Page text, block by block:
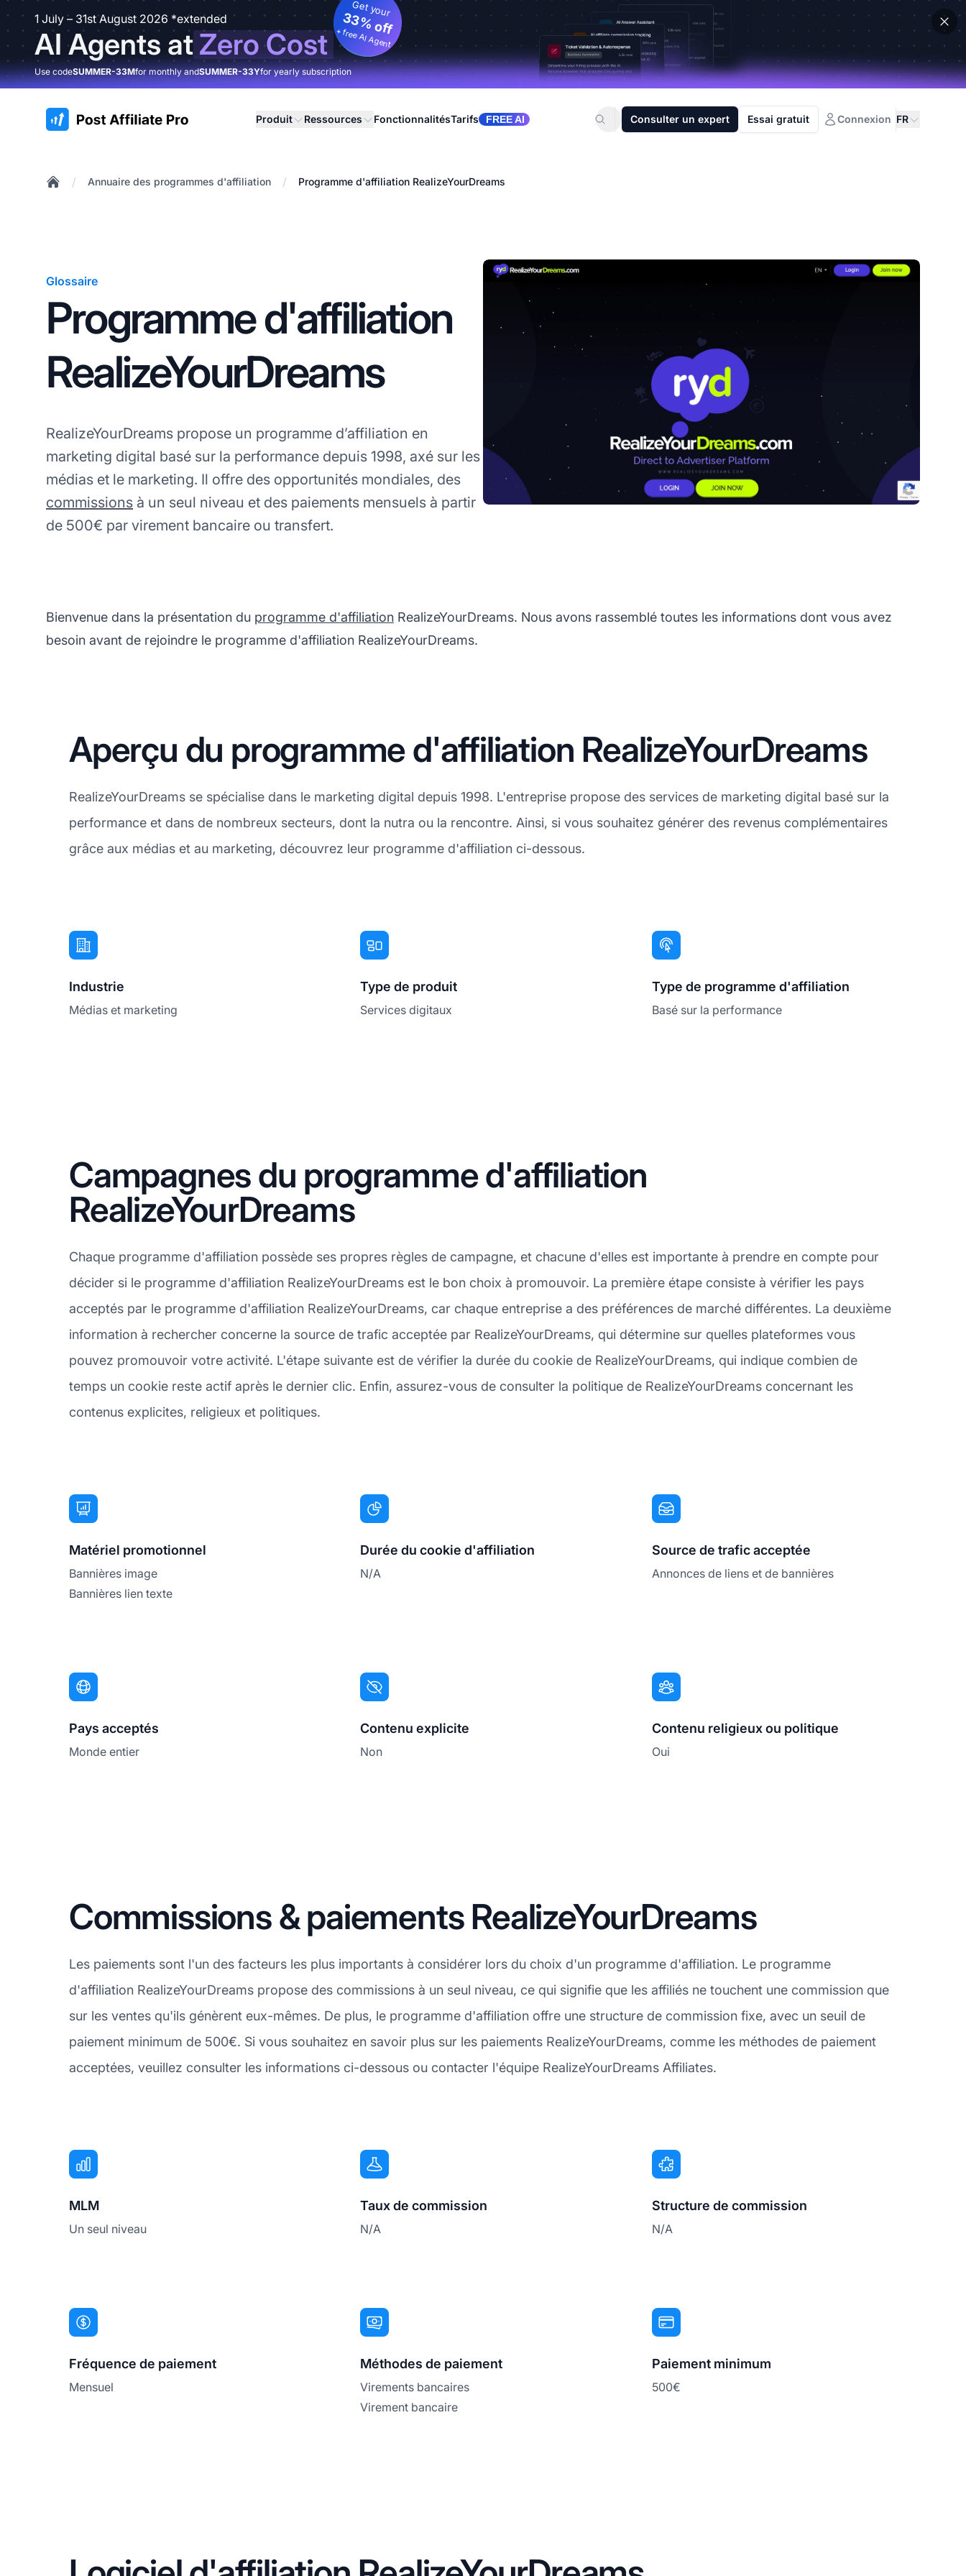
1 July – 31st August 2026 *extended
AI Agents atZero Cost
Get your
33% off
+ free AI Agent
Use codeSUMMER-33Mfor monthly andSUMMER-33Yfor yearly subscription
:site.title Produit Ressources FonctionnalitésTarifs FREE AI Consulter un expert Essai gratuit Connexion FR
/ Annuaire des programmes d'affiliation / Programme d'affiliation RealizeYourDreams
Glossaire
Programme d'affiliation
RealizeYourDreams
RealizeYourDreams propose un programme d’affiliation en
marketing digital basé sur la performance depuis 1998, axé sur les
médias et le marketing. Il offre des opportunités mondiales, des
commissions à un seul niveau et des paiements mensuels à partir
de 500€ par virement bancaire ou transfert.
Bienvenue dans la présentation du programme d'affiliation RealizeYourDreams. Nous avons rassemblé toutes les informations dont vous avez
besoin avant de rejoindre le programme d'affiliation RealizeYourDreams.
Aperçu du programme d'affiliation RealizeYourDreams
RealizeYourDreams se spécialise dans le marketing digital depuis 1998. L'entreprise propose des services de marketing digital basé sur la
performance et dans de nombreux secteurs, dont la nutra ou la rencontre. Ainsi, si vous souhaitez générer des revenus complémentaires
grâce aux médias et au marketing, découvrez leur programme d'affiliation ci-dessous.
Industrie
Médias et marketing
Type de produit
Services digitaux
Type de programme d'affiliation
Basé sur la performance
Campagnes du programme d'affiliation
RealizeYourDreams
Chaque programme d'affiliation possède ses propres règles de campagne, et chacune d'elles est importante à prendre en compte pour
décider si le programme d'affiliation RealizeYourDreams est le bon choix à promouvoir. La première étape consiste à vérifier les pays
acceptés par le programme d'affiliation RealizeYourDreams, car chaque entreprise a des préférences de marché différentes. La deuxième
information à rechercher concerne la source de trafic acceptée par RealizeYourDreams, qui détermine sur quelles plateformes vous
pouvez promouvoir votre activité. L'étape suivante est de vérifier la durée du cookie de RealizeYourDreams, qui indique combien de
temps un cookie reste actif après le dernier clic. Enfin, assurez-vous de consulter la politique de RealizeYourDreams concernant les
contenus explicites, religieux et politiques.
Matériel promotionnel
Bannières image
Bannières lien texte
Durée du cookie d'affiliation
N/A
Source de trafic acceptée
Annonces de liens et de bannières
Pays acceptés
Monde entier
Contenu explicite
Non
Contenu religieux ou politique
Oui
Commissions & paiements RealizeYourDreams
Les paiements sont l'un des facteurs les plus importants à considérer lors du choix d'un programme d'affiliation. Le programme
d'affiliation RealizeYourDreams propose des commissions à un seul niveau, ce qui signifie que les affiliés ne touchent une commission que
sur les ventes qu'ils génèrent eux-mêmes. De plus, le programme d'affiliation offre une structure de commission fixe, avec un seuil de
paiement minimum de 500€. Si vous souhaitez en savoir plus sur les paiements RealizeYourDreams, comme les méthodes de paiement
acceptées, veuillez consulter les informations ci-dessous ou contacter l'équipe RealizeYourDreams Affiliates.
MLM
Un seul niveau
Taux de commission
N/A
Structure de commission
N/A
Fréquence de paiement
Mensuel
Méthodes de paiement
Virements bancaires
Virement bancaire
Paiement minimum
500€